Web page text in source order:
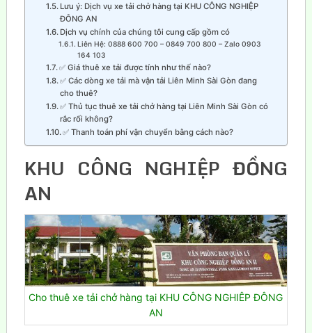
Lưu ý: Dịch vụ xe tải chở hàng tại KHU CÔNG NGHIỆP
ĐÔNG AN
Dịch vụ chính của chúng tôi cung cấp gồm có
Liên Hệ: 0888 600 700 – 0849 700 800 – Zalo 0903
164 103
✅ Giá thuê xe tải được tính như thế nào?
✅ Các dòng xe tải mà vận tải Liên Minh Sài Gòn đang
cho thuê?
✅ Thủ tục thuê xe tải chở hàng tại Liên Minh Sài Gòn có
rắc rối không?
✅ Thanh toán phí vận chuyển bằng cách nào?
KHU CÔNG NGHIỆP ĐỒNG
AN
Cho thuê xe tải chở hàng tại KHU CÔNG NGHIÊP ĐÔNG
AN